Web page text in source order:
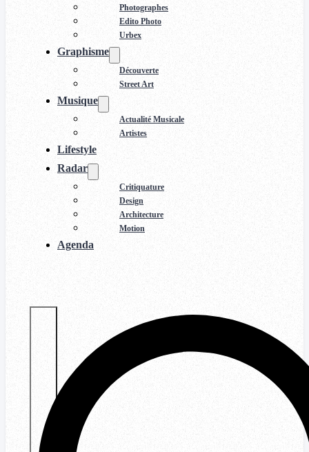
Photographes
Edito Photo
Urbex
Graphisme
Découverte
Street Art
Musique
Actualité Musicale
Artistes
Lifestyle
Radar
Critiquature
Design
Architecture
Motion
Agenda